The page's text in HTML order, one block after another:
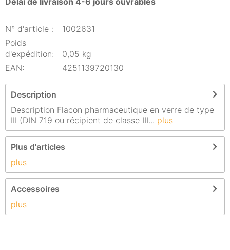
N° d'article :
1002631
Poids
d'expédition:
0,05 kg
EAN:
4251139720130
Description
Description Flacon pharmaceutique en verre de type
III (DIN 719 ou récipient de classe III... plus
Plus d'articles
plus
Accessoires
plus